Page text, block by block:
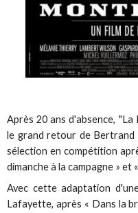
Après 20 ans d'absence,
le grand retour de Bertrand
sélection en compétition
dimanche à la campagne » et
Avec cette adaptation
Lafayette, après « Dans la